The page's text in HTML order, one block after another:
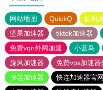
网站地图 QuickQ 旋风
坚果加速器
tiktok加速器
免费vqn外网加速
小蓝鸟
旋风加速器
免费vps加速器
快连加速器
快连加速器官